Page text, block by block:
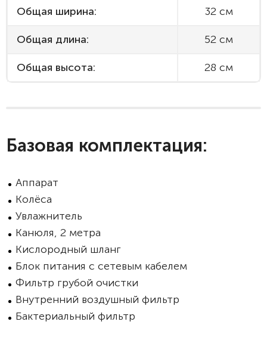
Общая ширина: 32 см
Общая длина: 52 см
Общая высота: 28 см
Базовая комплектация:
Аппарат
Колёса
Увлажнитель
Канюля, 2 метра
Кислородный шланг
Блок питания с сетевым кабелем
Фильтр грубой очистки
Внутренний воздушный фильтр
Бактериальный фильтр